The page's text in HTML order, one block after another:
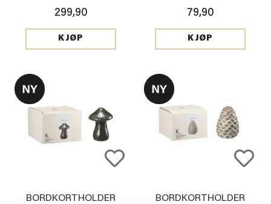
299,90
KJØP
79,90
KJØP
BORDKORTHOLDER
BORDKORTHOLDER